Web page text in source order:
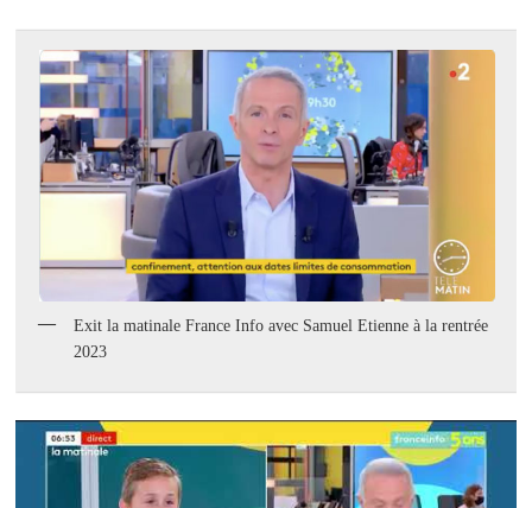
Exit la matinale France Info avec Samuel Etienne à la rentrée
2023